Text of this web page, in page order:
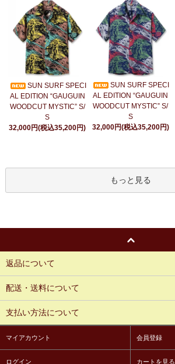
SUN SURF SPECI
AL EDITION “GAUGUIN
WOODCUT MYSTIC” S/
S
32,000円(税込35,200円)
SUN SURF SPECI
AL EDITION “GAUGUIN
WOODCUT MYSTIC” S/
S
32,000円(税込35,200円)
もっと見る
返品について
配送・送料について
支払い方法について
マイアカウント 会員登録
ログイン カートを見る